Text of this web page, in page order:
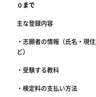
０まで
主な登録内容
・志願者の情報（氏名・現
ど）
・受験する教科
・検定料の支払い方法